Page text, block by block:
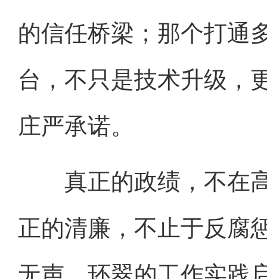
的信任桥梁；那个打通
台，不只是技术升级，
庄严承诺。
真正的政绩，不在高
正的清廉，不止于反腐